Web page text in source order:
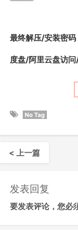
最终解压/安装密码
度盘/阿里云盘访
No Tag
< 上一篇
发表回复
要发表评论，您必